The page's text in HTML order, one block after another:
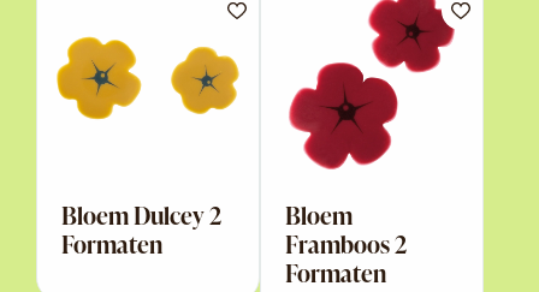
Bloem Dulcey 2
Formaten
Bloem
Framboos 2
Formaten